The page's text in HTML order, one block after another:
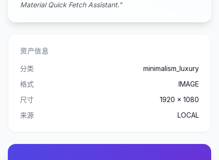
Material Quick Fetch Assistant."
资产信息
分类
minimalism_luxury
格式
IMAGE
尺寸
1920 x 1080
来源
LOCAL